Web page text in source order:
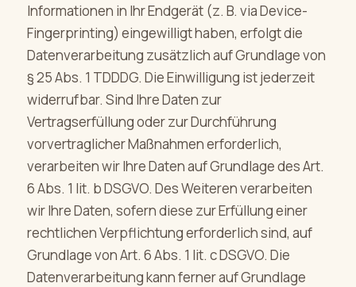
Informationen in Ihr Endgerät (z. B. via Device-
Fingerprinting) eingewilligt haben, erfolgt die
Datenverarbeitung zusätzlich auf Grundlage von
§ 25 Abs. 1 TDDDG. Die Einwilligung ist jederzeit
widerrufbar. Sind Ihre Daten zur
Vertragserfüllung oder zur Durchführung
vorvertraglicher Maßnahmen erforderlich,
verarbeiten wir Ihre Daten auf Grundlage des Art.
6 Abs. 1 lit. b DSGVO. Des Weiteren verarbeiten
wir Ihre Daten, sofern diese zur Erfüllung einer
rechtlichen Verpflichtung erforderlich sind, auf
Grundlage von Art. 6 Abs. 1 lit. c DSGVO. Die
Datenverarbeitung kann ferner auf Grundlage